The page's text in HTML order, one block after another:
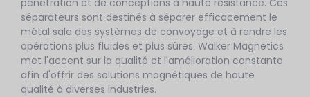
pénétration et de conceptions à haute résistance. Ces
séparateurs sont destinés à séparer efficacement le
métal sale des systèmes de convoyage et à rendre les
opérations plus fluides et plus sûres. Walker Magnetics
met l'accent sur la qualité et l'amélioration constante
afin d'offrir des solutions magnétiques de haute
qualité à diverses industries.